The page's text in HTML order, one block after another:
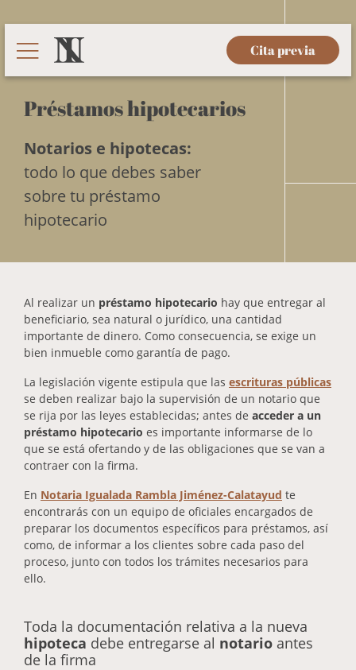
Cita previa
Préstamos hipotecarios
Notarios e hipotecas:
todo lo que debes saber
sobre tu préstamo
hipotecario
Al realizar un préstamo hipotecario hay que entregar al
beneficiario, sea natural o jurídico, una cantidad
importante de dinero. Como consecuencia, se exige un
bien inmueble como garantía de pago.
La legislación vigente estipula que las escrituras públicas
se deben realizar bajo la supervisión de un notario que
se rija por las leyes establecidas; antes de acceder a un
préstamo hipotecario es importante informarse de lo
que se está ofertando y de las obligaciones que se van a
contraer con la firma.
En Notaria Igualada Rambla Jiménez-Calatayud te
encontrarás con un equipo de oficiales encargados de
preparar los documentos específicos para préstamos, así
como, de informar a los clientes sobre cada paso del
proceso, junto con todos los trámites necesarios para
ello.
Toda la documentación relativa a la nueva
hipoteca debe entregarse al notario antes
de la firma